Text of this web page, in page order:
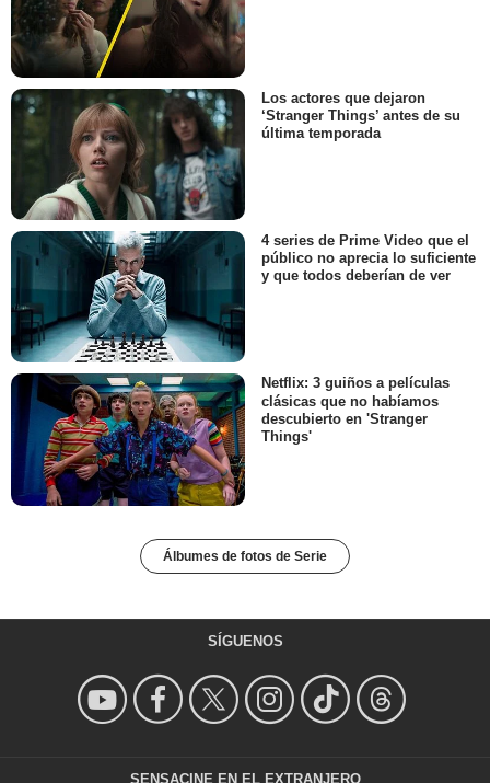
Los actores que dejaron
‘Stranger Things’ antes de su
última temporada
4 series de Prime Video que el
público no aprecia lo suficiente
y que todos deberían de ver
Netflix: 3 guiños a películas
clásicas que no habíamos
descubierto en 'Stranger
Things'
Álbumes de fotos de Serie
SÍGUENOS
SENSACINE EN EL EXTRANJERO